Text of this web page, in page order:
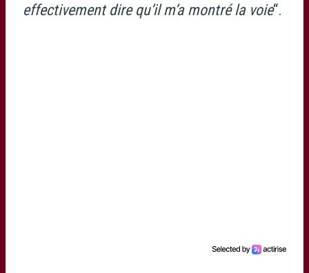
effectivement dire qu’il m’a montré la voie“.